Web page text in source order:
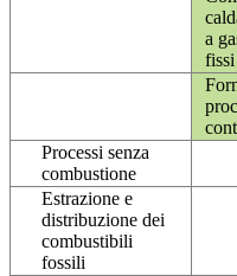
a
fissi
Processi senza
combustione
Estrazione e
distribuzione dei
combustibili
fossili